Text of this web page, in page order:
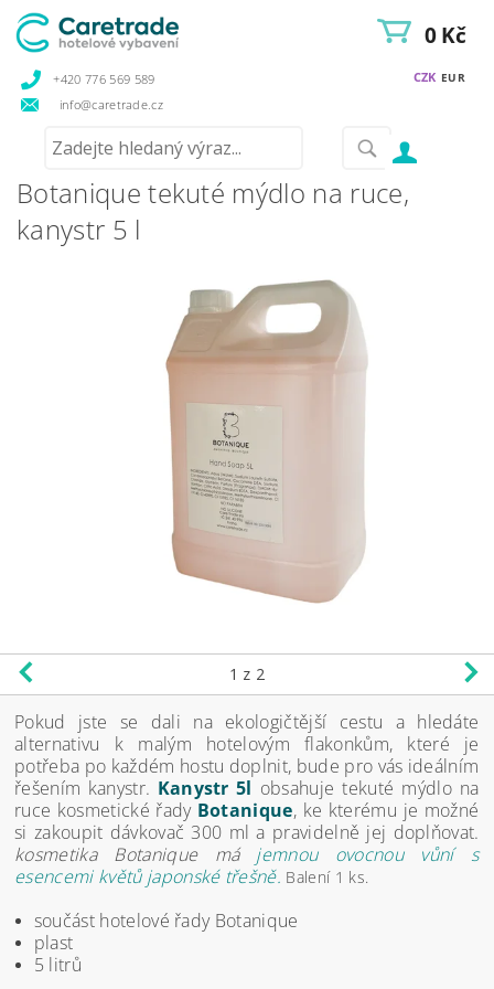
+420 776 569 589
info@caretrade.cz
CZK EUR
0 Kč
Botanique tekuté mýdlo na ruce,
kanystr 5 l
1 z 2
Pokud jste se dali na ekologičtější cestu a hledáte
alternativu k malým hotelovým flakonkům, které je
potřeba po každém hostu doplnit, bude pro vás ideálním
řešením kanystr. Kanystr 5l obsahuje tekuté mýdlo na
ruce kosmetické řady Botanique, ke kterému je možné
si zakoupit dávkovač 300 ml a pravidelně jej doplňovat.
kosmetika Botanique má jemnou ovocnou vůní s
esencemi květů japonské třešně. Balení 1 ks.
součást hotelové řady Botanique
plast
5 litrů